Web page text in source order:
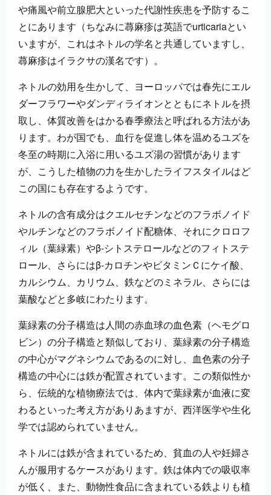
や痛風や前立腺肥大といった代謝性疾患を予防するこ
とにあります（ちなみに蕁麻疹は英語でurticariaとい
いますが、これはネトルの学名と共通していますし、
蕁麻疹はイラクサの漢名です）。
ネトルの効用を生かして、ヨーロッパでは春先にエル
ダーフラワーやダンディライオンとともにネトルを摂
取し、体質改善をはかる春季療法と呼ばれる方法があ
ります。わが国でも、血行を促進し体を温めるユズを
冬至の時期に入浴に用いるユズ湯の習慣があります
が、こうした植物の力を生かしたライフスタイルはど
この国にも存在するようです。
ネトルの含有成分はクエルセチンなどのフラボノイド
やルチンなどのフラボノイド配糖体、それにクロロフ
ィル（葉緑素）やβ-シトステロールなどのフィトステ
ロール、さらにはβ-カロチンやビタミンＣにケイ酸、
カルシウム、カリウム、鉄などのミネラル、さらには
葉酸などと多岐にわたります。
葉緑素の分子構造は人間の赤血球の血色素（ヘモグロ
ビン）の分子構造と類似しており、葉緑素の分子構造
の中心がマグネシウムであるのに対し、血色素の分子
構造の中心には鉄が配置されています。この類似性か
ら、伝統的な植物療法では、体内で葉緑素が血液に変
わるといった考え方がありあますが、西洋医学や生化
学では認められていません。
ネトルには鉄が含まれているため、貧血の人や妊婦さ
んが服用するケースがあります。鉄は体内での吸収率
が低く、また、動物性食品に含まれている鉄よりも植